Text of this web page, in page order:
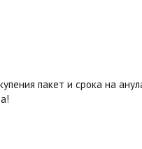
пакет и срока на